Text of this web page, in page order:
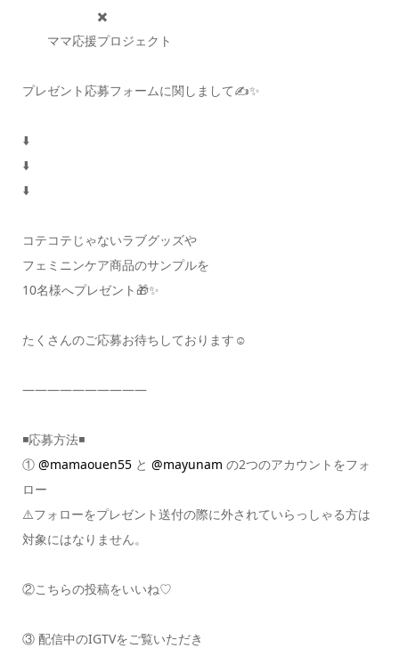
✖️
ママ応援プロジェクト
プレゼント応募フォームに関しまして✍️✨
⬇️
⬇️
⬇️
コテコテじゃないラブグッズや
フェミニンケア商品のサンプルを
10名様へプレゼント🎁✨
たくさんのご応募お待ちしております☺️
——————————
◾️応募方法◾️
① @mamaouen55と @mayunam の2つのアカウントをフォ
ロー
⚠️フォローをプレゼント送付の際に外されていらっしゃる方は
対象にはなりません。
②こちらの投稿をいいね♡
③ 配信中のIGTVをご覧いただき